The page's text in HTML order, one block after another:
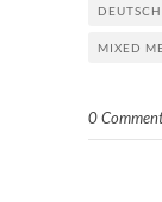
MIXED
0